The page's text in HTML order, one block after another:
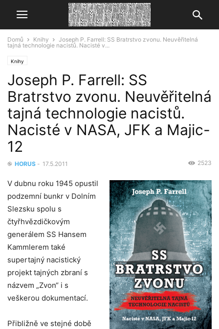
Domů Knihy
Joseph P. Farrell: SS Bratrstvo zvonu. Neuvěřitelná
tajná technologie nacistů. Nacisté v...
Knihy
Joseph P. Farrell: SS
Bratrstvo zvonu. Neuvěřitelná
tajná technologie nacistů.
Nacisté v NASA, JFK a Majic-
12
֎ HORUS - 17.5.2011 2523
V dubnu roku 1945 opustil
podzemní bunkr v Dolním
Slezsku spolu s
čtyřhvězdičkovým
generálem SS Hansem
Kammlerem také
supertajný nacistický
projekt tajných zbraní s
názvem „Zvon“ i s
veškerou dokumentací.
Přibližně ve stejné době